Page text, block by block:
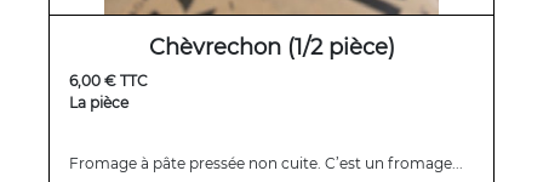
Chèvrechon (1/2 pièce)
6,00 € TTC
La pièce
Fromage à pâte pressée non cuite. C’est un fromage...